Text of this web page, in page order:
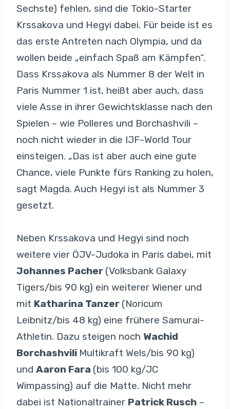
Sechste) fehlen, sind die Tokio-Starter
Krssakova und Hegyi dabei. Für beide ist es
das erste Antreten nach Olympia, und da
wollen beide „einfach Spaß am Kämpfen“.
Dass Krssakova als Nummer 8 der Welt in
Paris Nummer 1 ist, heißt aber auch, dass
viele Asse in ihrer Gewichtsklasse nach den
Spielen – wie Polleres und Borchashvili –
noch nicht wieder in die IJF-World Tour
einsteigen. „Das ist aber auch eine gute
Chance, viele Punkte fürs Ranking zu holen,
sagt Magda. Auch Hegyi ist als Nummer 3
gesetzt.
Neben Krssakova und Hegyi sind noch
weitere vier ÖJV-Judoka in Paris dabei, mit
Johannes Pacher (Volksbank Galaxy
Tigers/bis 90 kg) ein weiterer Wiener und
mit Katharina Tanzer (Noricum
Leibnitz/bis 48 kg) eine frühere Samurai-
Athletin. Dazu steigen noch Wachid
Borchashvili Multikraft Wels/bis 90 kg)
und Aaron Fara (bis 100 kg/JC
Wimpassing) auf die Matte. Nicht mehr
dabei ist Nationaltrainer Patrick Rusch –